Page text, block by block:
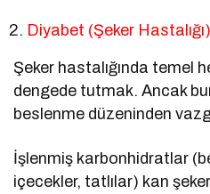
Diyabet (Şeker Hastalığı)
Şeker hastalığında temel
dengede tutmak. Ancak
beslenme düzeninden
İşlenmiş karbonhidratlar
içecekler, tatlılar) kan